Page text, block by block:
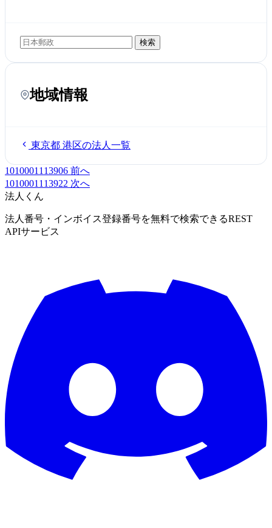
検索
地域情報
東京都 港区の法人一覧
1010001113906 前へ
1010001113922 次へ
法人くん
法人番号・インボイス登録番号を無料で検索できるREST
APIサービス